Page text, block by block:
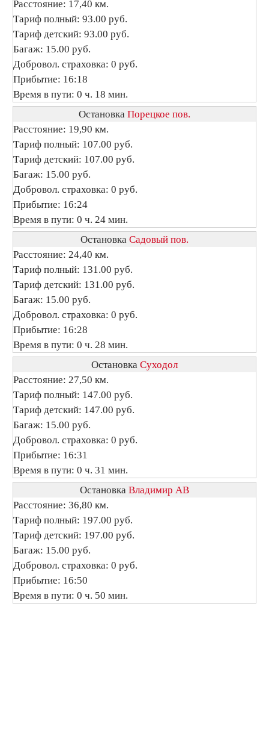
Расстояние: 17,40 км.
Тариф полный: 93.00 руб.
Тариф детский: 93.00 руб.
Багаж: 15.00 руб.
Добровол. страховка: 0 руб.
Прибытие: 16:18
Время в пути: 0 ч. 18 мин.
Остановка Порецкое пов.
Расстояние: 19,90 км.
Тариф полный: 107.00 руб.
Тариф детский: 107.00 руб.
Багаж: 15.00 руб.
Добровол. страховка: 0 руб.
Прибытие: 16:24
Время в пути: 0 ч. 24 мин.
Остановка Садовый пов.
Расстояние: 24,40 км.
Тариф полный: 131.00 руб.
Тариф детский: 131.00 руб.
Багаж: 15.00 руб.
Добровол. страховка: 0 руб.
Прибытие: 16:28
Время в пути: 0 ч. 28 мин.
Остановка Суходол
Расстояние: 27,50 км.
Тариф полный: 147.00 руб.
Тариф детский: 147.00 руб.
Багаж: 15.00 руб.
Добровол. страховка: 0 руб.
Прибытие: 16:31
Время в пути: 0 ч. 31 мин.
Остановка Владимир АВ
Расстояние: 36,80 км.
Тариф полный: 197.00 руб.
Тариф детский: 197.00 руб.
Багаж: 15.00 руб.
Добровол. страховка: 0 руб.
Прибытие: 16:50
Время в пути: 0 ч. 50 мин.